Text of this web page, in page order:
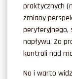
praktycznych
zmiany
peryferyjnego,
napływu. Za
kontroli nad
No i warto